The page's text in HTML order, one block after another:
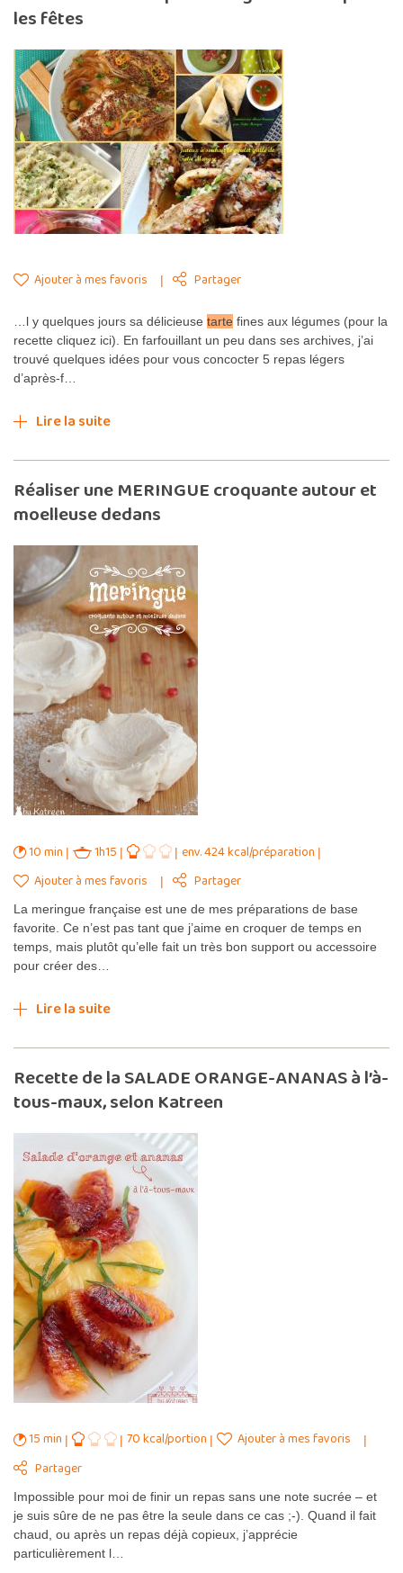
les fêtes
Ajouter à mes favoris Partager
…l y quelques jours sa délicieuse tarte fines aux légumes (pour la
recette cliquez ici). En farfouillant un peu dans ses archives, j’ai
trouvé quelques idées pour vous concocter 5 repas légers
d’après-f…
Lire la suite
Réaliser une MERINGUE croquante autour et
moelleuse dedans
10 min 1h15
env. 424 kcal/préparation
Ajouter à mes favoris
Partager
La meringue française est une de mes préparations de base
favorite. Ce n’est pas tant que j’aime en croquer de temps en
temps, mais plutôt qu’elle fait un très bon support ou accessoire
pour créer des…
Lire la suite
Recette de la SALADE ORANGE-ANANAS à l’à-
tous-maux, selon Katreen
15 min 70 kcal/portion
Ajouter à mes favoris
Partager
Impossible pour moi de finir un repas sans une note sucrée – et
je suis sûre de ne pas être la seule dans ce cas ;-). Quand il fait
chaud, ou après un repas déjà copieux, j’apprécie
particulièrement l…